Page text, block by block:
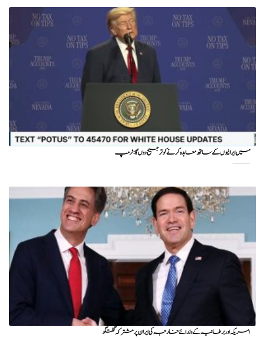
میں ایرانیوں کے ساتھ معاہدہ کرنے کو ترجیح دوں گا : ٹرمپ
امریکہ اور برطانیہ کے وزرائے خارجہ کی ایران پر مشترکہ گفتگو